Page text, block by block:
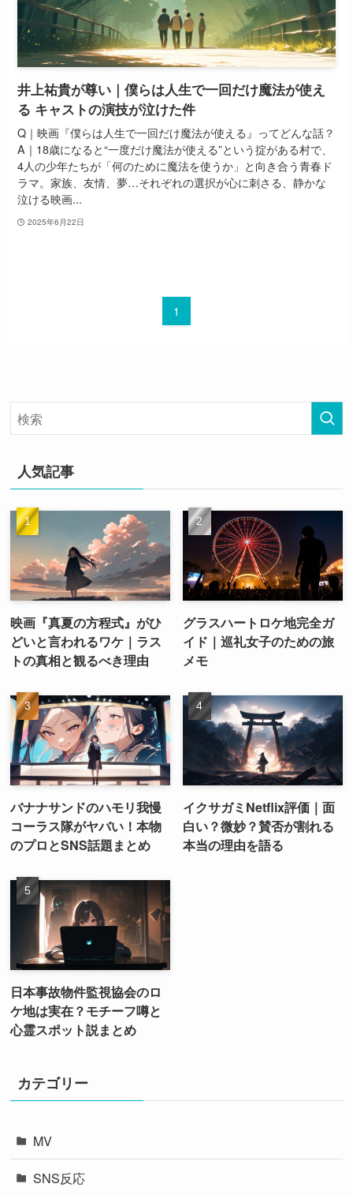
井上祐貴が尊い｜僕らは人生で一回だけ魔法が使え
る キャストの演技が泣けた件
Q｜映画『僕らは人生で一回だけ魔法が使える』ってどんな話？
A｜18歳になると“一度だけ魔法が使える”という掟がある村で、
4人の少年たちが「何のために魔法を使うか」と向き合う青春ド
ラマ。家族、友情、夢…それぞれの選択が心に刺さる、静かな
泣ける映画...
2025年6月22日
1
人気記事
映画『真夏の方程式』がひ
どいと言われるワケ｜ラス
トの真相と観るべき理由
グラスハートロケ地完全ガ
イド｜巡礼女子のための旅
メモ
バナナサンドのハモリ我慢
コーラス隊がヤバい！本物
のプロとSNS話題まとめ
イクサガミNetflix評価｜面
白い？微妙？賛否が割れる
本当の理由を語る
日本事故物件監視協会のロ
ケ地は実在？モチーフ噂と
心霊スポット説まとめ
カテゴリー
MV
SNS反応